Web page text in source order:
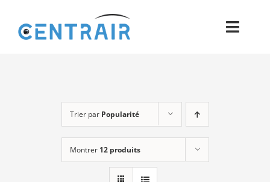
contenu
Moyens
Pièces
Process
Trier par Popularité
Montrer 12 produits